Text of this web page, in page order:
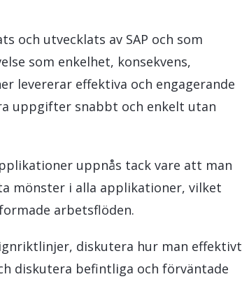
Suite
och utvecklats av SAP och som
som enkelhet, konsekvens,
levererar effektiva och engagerande
uppgifter snabbt och enkelt utan
uppnås tack vare att man
mönster i alla applikationer, vilket
arbetsflöden.
diskutera hur man effektivt
diskutera befintliga och förväntade